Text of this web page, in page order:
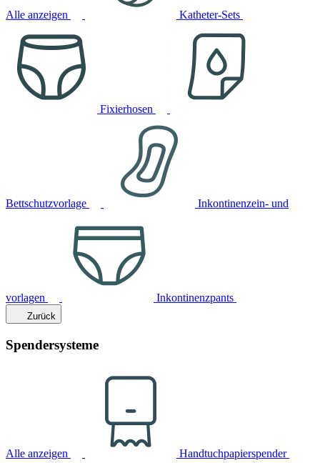
Alle anzeigen Katheter-Sets
Fixierhosen
Bettschutzvorlage Inkontinenzein- und
vorlagen Inkontinenzpants
Zurück
Spendersysteme
Alle anzeigen Handtuchpapierspender